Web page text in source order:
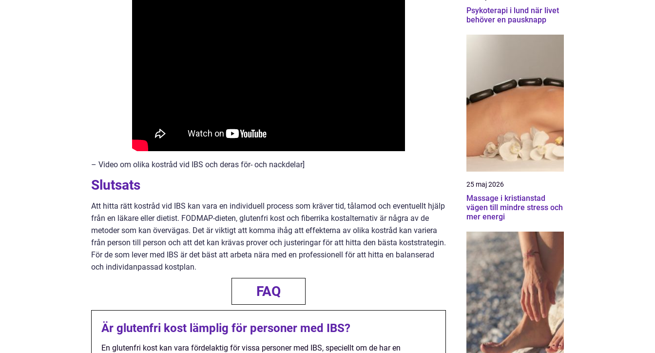
– Video om olika kostråd vid IBS och deras för- och nackdelar]
Slutsats
Att hitta rätt kostråd vid IBS kan vara en individuell process som kräver tid, tålamod och eventuellt hjälp
från en läkare eller dietist. FODMAP-dieten, glutenfri kost och fiberrika kostalternativ är några av de
metoder som kan övervägas. Det är viktigt att komma ihåg att effekterna av olika kostråd kan variera
från person till person och att det kan krävas prover och justeringar för att hitta den bästa koststrategin.
För de som lever med IBS är det bäst att arbeta nära med en professionell för att hitta en balanserad
och individanpassad kostplan.
FAQ
Är glutenfri kost lämplig för personer med IBS?
En glutenfri kost kan vara fördelaktig för vissa personer med IBS, speciellt om de har en
Psykoterapi i lund när livet
behöver en pausknapp
25 maj 2026
Massage i kristianstad
vägen till mindre stress och
mer energi